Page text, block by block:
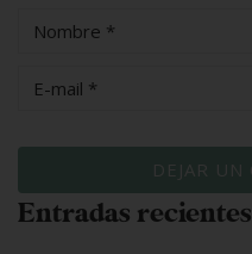
Entradas recientes